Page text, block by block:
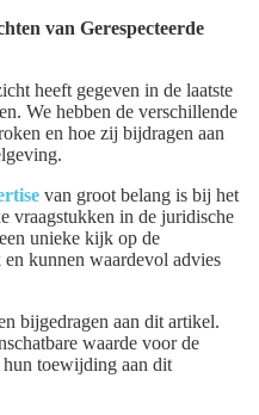
van Gerespecteerde
heeft gegeven in de laatste
We hebben de verschillende
en hoe zij bijdragen aan
van groot belang is bij het
vraagstukken in de juridische
unieke kijk op de
kunnen waardevol advies
bijgedragen aan dit artikel.
waarde voor de
toewijding aan dit